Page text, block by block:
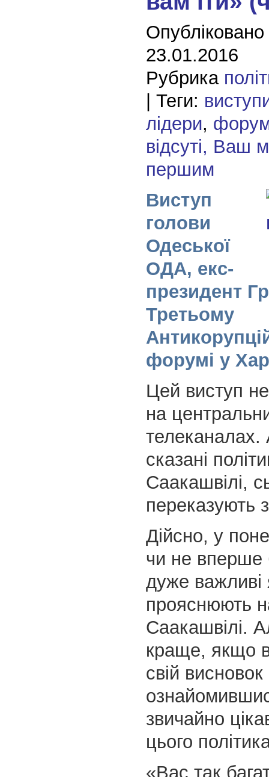
23.01.2016
Рубрика
| Теги:
лідери,
відсуті, Ваш
першим
Виступ
голови
Одеської
ОДА, екс-
президент
Третьому
форумі у
Цей виступ
на
сказані
Саакашвілі,
переказують
Дійсно, у
чи не вперше
дуже важливі
прояснюють
Саакашвілі.
краще, якщо
свій висновок
звичайно
цього
«Вас так